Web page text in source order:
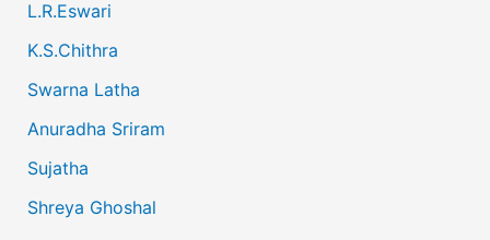
L.R.Eswari
K.S.Chithra
Swarna Latha
Anuradha Sriram
Sujatha
Shreya Ghoshal